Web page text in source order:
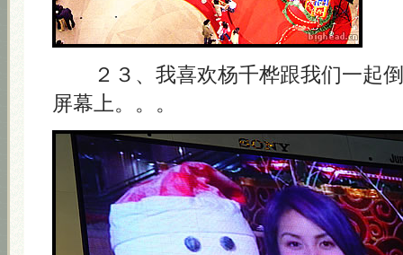
２３、我喜欢杨千桦跟我们一起倒
屏幕上。。。